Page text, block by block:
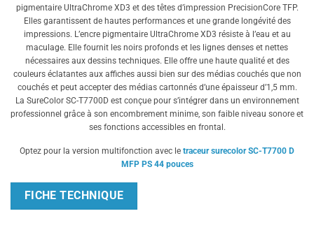
pigmentaire UltraChrome XD3 et des têtes d’impression PrecisionCore TFP.
Elles garantissent de hautes performances et une grande longévité des
impressions. L’encre pigmentaire UltraChrome XD3 résiste à l’eau et au
maculage. Elle fournit les noirs profonds et les lignes denses et nettes
nécessaires aux dessins techniques. Elle offre une haute qualité et des
couleurs éclatantes aux affiches aussi bien sur des médias couchés que non
couchés et peut accepter des médias cartonnés d’une épaisseur d’1,5 mm.
La SureColor SC-T7700D est conçue pour s’intégrer dans un environnement
professionnel grâce à son encombrement minime, son faible niveau sonore et
ses fonctions accessibles en frontal.
Optez pour la version multifonction avec le traceur surecolor SC-T7700 D
MFP PS 44 pouces
FICHE TECHNIQUE